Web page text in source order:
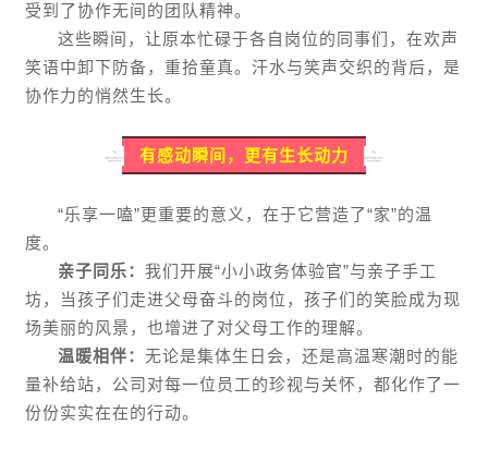
受到了协作无间的团队精神。
这些瞬间，让原本忙碌于各自岗位的同事们，在欢声
笑语中卸下防备，重拾童真。汗水与笑声交织的背后，是
协作力的悄然生长。
有感动瞬间，更有生长动力
“乐享一嗑”更重要的意义，在于它营造了“家”的温
度。
亲子同乐：我们开展“小小政务体验官”与亲子手工
坊，当孩子们走进父母奋斗的岗位，孩子们的笑脸成为现
场美丽的风景，也增进了对父母工作的理解。
温暖相伴：无论是集体生日会，还是高温寒潮时的能
量补给站，公司对每一位员工的珍视与关怀，都化作了一
份份实实在在的行动。